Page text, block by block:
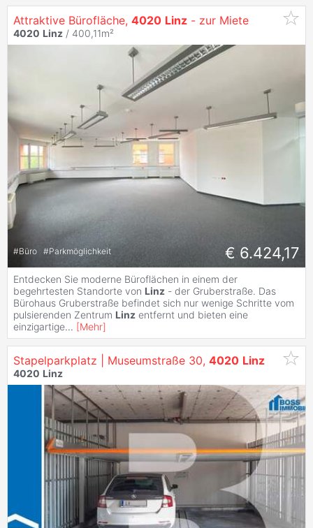
Attraktive Bürofläche, 4020 Linz - zur Miete
4020 Linz / 400,11m²
#Büro #Parkmöglichkeit € 6.424,17
Entdecken Sie moderne Büroflächen in einem der
begehrtesten Standorte von Linz - der Gruberstraße. Das
Bürohaus Gruberstraße befindet sich nur wenige Schritte vom
pulsierenden Zentrum Linz entfernt und bieten eine
einzigartige... [Mehr]
Stapelparkplatz | Museumstraße 30, 4020 Linz
4020 Linz